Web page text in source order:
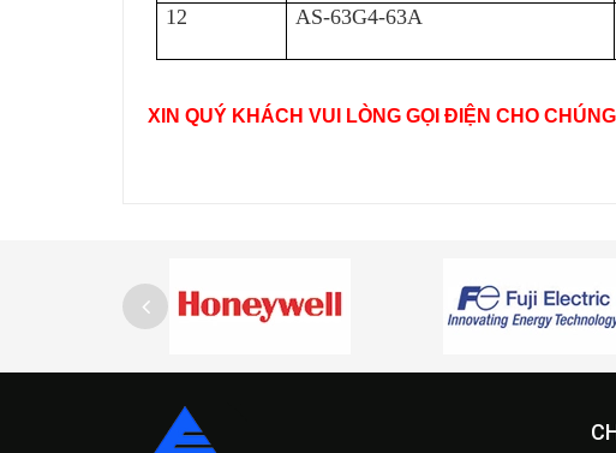
12 AS-63G4-63A
XIN QUÝ KHÁCH VUI LÒNG GỌI ĐIỆN CHO